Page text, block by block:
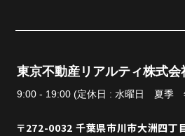
東京不動産リアルティ株式会
9:00 - 19:00 (定休日 : 水曜日 夏季
〒272-0032 千葉県市川市大洲四丁